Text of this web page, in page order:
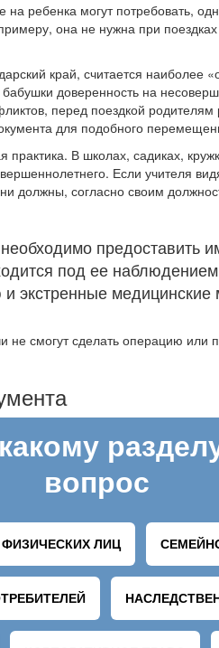
на ребенка могут потребовать,
она не нужна при
край, считается наиболее
доверенность на
перед поездкой родителям
для подобного
практика. В школах, садиках,
Если учителя
должны, согласно своим
предоставить
под ее
экстренные медицинские
не смогут сделать операцию